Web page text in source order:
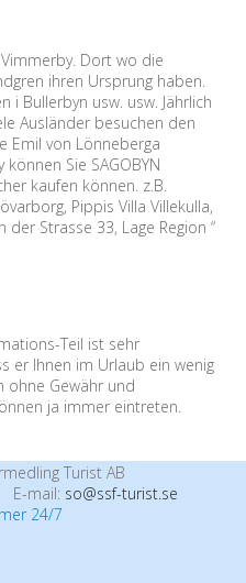
Vimmerby. Dort wo die
ihren Ursprung haben.
i Bullerbyn usw. usw. Jährlich
Ausländer besuchen den
Emil von Lönneberga
Sie SAGOBYN
kaufen können. z.B.
Pippis Villa Villekulla,
Strasse 33, Lage Region “
Teil ist sehr
er Ihnen im Urlaub ein wenig
ohne Gewähr und
ja immer eintreten.
Turist AB
E-mail: so@ssf-turist.se
24/7